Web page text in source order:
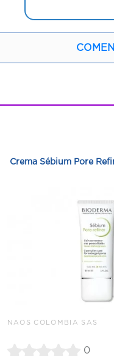
Crema Sébium Pore
NAOS COLOMBIA SAS
0